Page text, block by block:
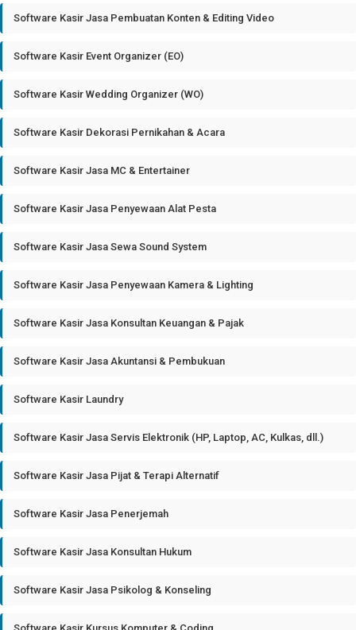
Software Kasir Jasa Pembuatan Konten & Editing Video
Software Kasir Event Organizer (EO)
Software Kasir Wedding Organizer (WO)
Software Kasir Dekorasi Pernikahan & Acara
Software Kasir Jasa MC & Entertainer
Software Kasir Jasa Penyewaan Alat Pesta
Software Kasir Jasa Sewa Sound System
Software Kasir Jasa Penyewaan Kamera & Lighting
Software Kasir Jasa Konsultan Keuangan & Pajak
Software Kasir Jasa Akuntansi & Pembukuan
Software Kasir Laundry
Software Kasir Jasa Servis Elektronik (HP, Laptop, AC, Kulkas, dll.)
Software Kasir Jasa Pijat & Terapi Alternatif
Software Kasir Jasa Penerjemah
Software Kasir Jasa Konsultan Hukum
Software Kasir Jasa Psikolog & Konseling